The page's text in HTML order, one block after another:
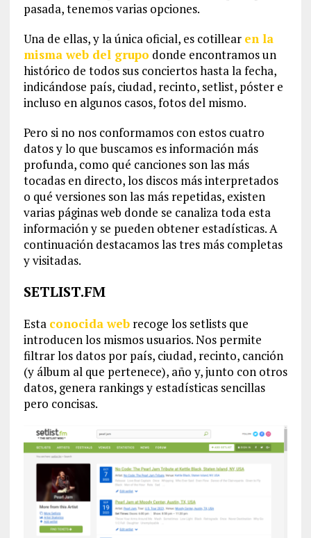
pasada, tenemos varias opciones.
Una de ellas, y la única oficial, es cotillear en la
misma web del grupo donde encontramos un
histórico de todos sus conciertos hasta la fecha,
indicándose país, ciudad, recinto, setlist, póster e
incluso en algunos casos, fotos del mismo.
Pero si no nos conformamos con estos cuatro
datos y lo que buscamos es información más
profunda, como qué canciones son las más
tocadas en directo, los discos más interpretados
o qué versiones son las más repetidas, existen
varias páginas web donde se canaliza toda esta
información y se pueden obtener estadísticas. A
continuación destacamos las tres más completas
y visitadas.
SETLIST.FM
Esta conocida webrecoge los setlists que
introducen los mismos usuarios. Nos permite
filtrar los datos por país, ciudad, recinto, canción
(y álbum al que pertenece), año y, junto con otros
datos, genera rankings y estadísticas sencillas
pero concisas.